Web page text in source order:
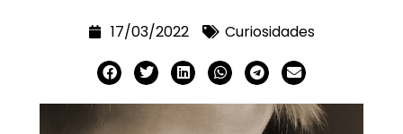
17/03/2022 Curiosidades